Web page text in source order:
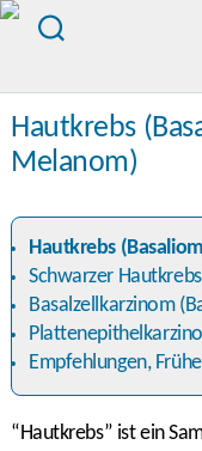
Hautkrebs
Melanom)
Hautkrebs
Schwarzer
Basalzellkarzinom
Empfehlungen,
“Hautkrebs” ist ein